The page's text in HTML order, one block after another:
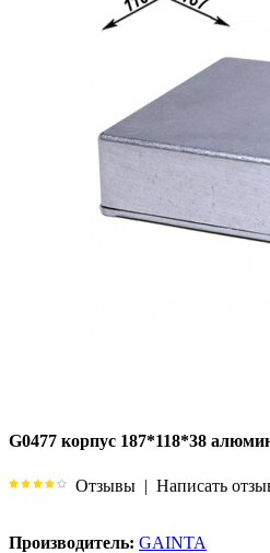
G0477 корпус 187*118*38
Отзывы | Написать
Производитель: GAINTA